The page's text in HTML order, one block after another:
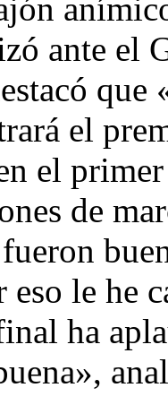
ante el
que
el
el
de
eso le he
ha